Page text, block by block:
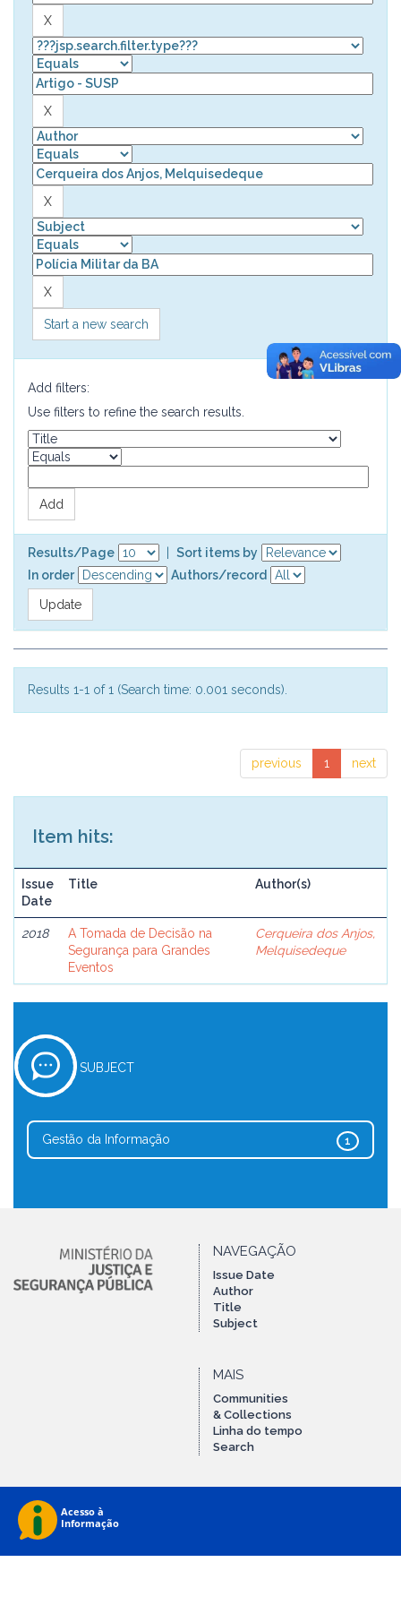
Start a new search
Add filters:
Use filters to refine the search results.
Results/Page
Sort items by
In order
Authors/record
Results 1-1 of 1 (Search time: 0.001 seconds).
previous 1 next
Item hits:
Issue
Date
Title Author(s)
2018
A Tomada de Decisão na
Segurança para Grandes
Eventos
Cerqueira dos Anjos,
Melquisedeque
SUBJECT
1
Gestão da Informação
NAVEGAÇÃO
Issue Date
Author
Title
Subject
MAIS
Communities
& Collections
Linha do tempo
Search